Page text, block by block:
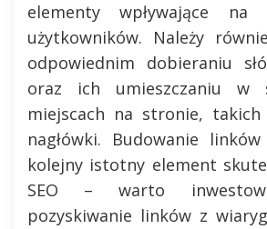
elementy wpływające na
użytkowników. Należy
odpowiednim dobieraniu
oraz ich umieszczaniu w
miejscach na stronie,
nagłówki. Budowanie
kolejny istotny element
SEO – warto
pozyskiwanie linków z